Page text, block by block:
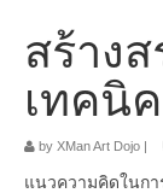
สร้าง
เทคนิ
by XMan Art Dojo |
แนวความคิดในก